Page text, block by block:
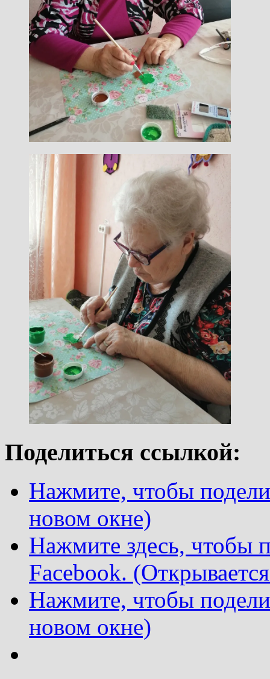
Поделиться ссылкой:
Нажмите, чтобы
новом окне)
Нажмите здесь, чтобы
Facebook.
Нажмите, чтобы
новом окне)